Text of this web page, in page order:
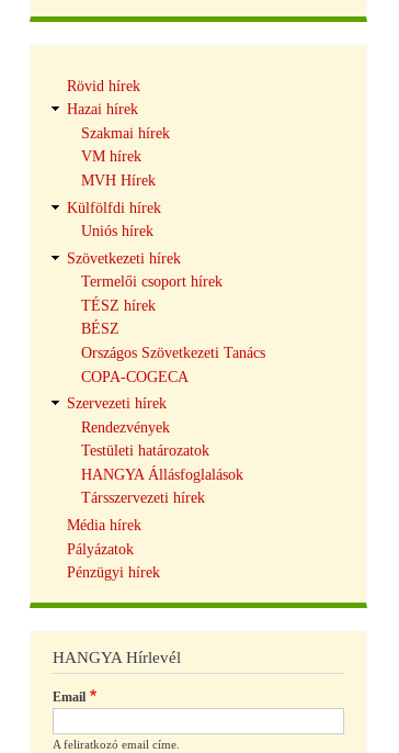
navigáció
Rövid hírek
Hazai hírek
Szakmai hírek
VM hírek
MVH Hírek
Külfölfdi hírek
Uniós hírek
Szövetkezeti hírek
Termelői csoport hírek
TÉSZ hírek
BÉSZ
Országos Szövetkezeti Tanács
COPA-COGECA
Szervezeti hírek
Rendezvények
Testületi határozatok
HANGYA Állásfoglalások
Társszervezeti hírek
Média hírek
Pályázatok
Pénzügyi hírek
HANGYA Hírlevél
Email
A feliratkozó email címe.